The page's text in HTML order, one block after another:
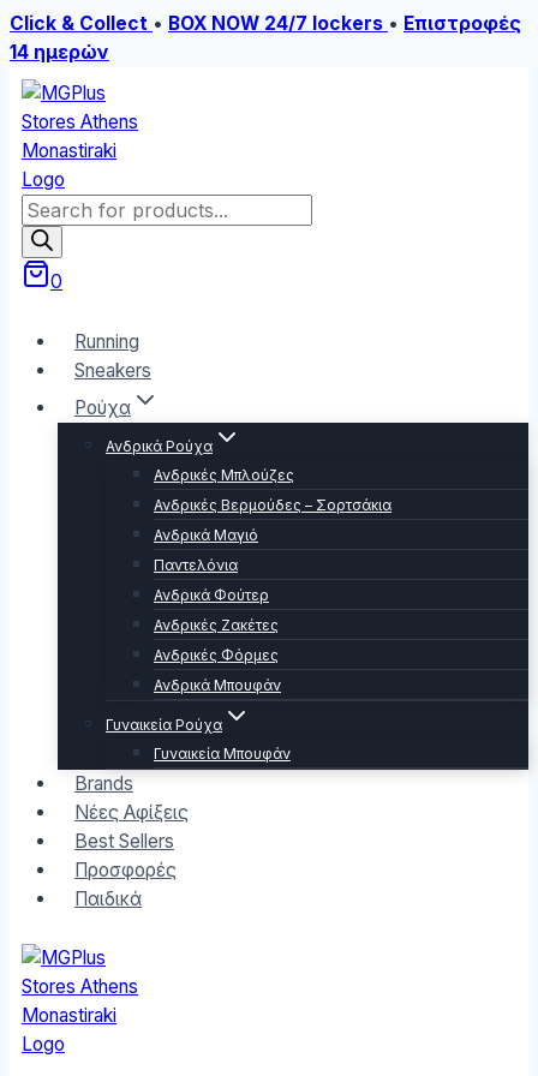
Click & Collect • BOX NOW 24/7 lockers • Επιστροφές
14 ημερών
Skip
to
content
Products
search
0
Running
Sneakers
Ρούχα
Ανδρικά Ρούχα
Ανδρικές Μπλούζες
Ανδρικές Βερμούδες – Σορτσάκια
Ανδρικά Μαγιό
Παντελόνια
Ανδρικά Φούτερ
Ανδρικές Ζακέτες
Ανδρικές Φόρμες
Ανδρικά Μπουφάν
Γυναικεία Ρούχα
Γυναικεία Μπουφάν
Brands
Νέες Αφίξεις
Best Sellers
Προσφορές
Παιδικά